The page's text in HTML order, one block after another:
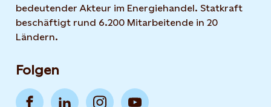
bedeutender Akteur im Energiehandel. Statkraft
beschäftigt rund 6.200 Mitarbeitende in 20
Ländern.
Folgen